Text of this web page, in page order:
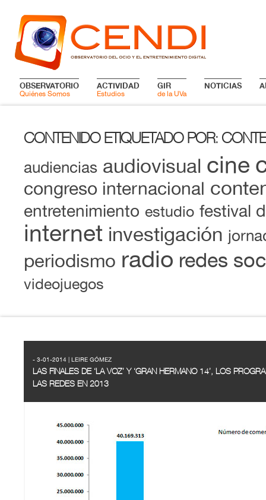
OBSERVATORIO
Quiénes Somos
ACTIVIDAD
Estudios
GIR
de la UVa
NOTICIAS
CONTENIDO ETIQUETADO POR:
audiencias audiovisual cine
congreso internacional
entretenimiento estudio festival
internet investigación
periodismo radio redes
videojuegos
- 3-01-2014 | LEIRE GÓMEZ
LAS FINALES DE ‘LA VOZ’ Y ‘GRAN HERMANO 14’, LOS
LAS REDES EN 2013